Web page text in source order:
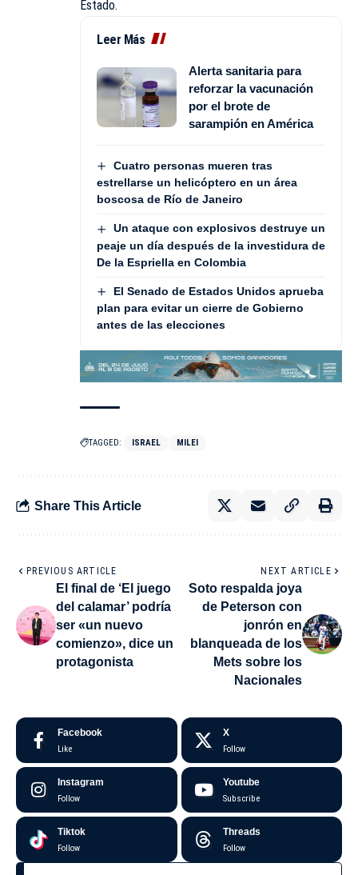
Estado.
Leer Más
Alerta sanitaria para
reforzar la vacunación
por el brote de
sarampión en América
Cuatro personas mueren tras
estrellarse un helicóptero en un área
boscosa de Río de Janeiro
Un ataque con explosivos destruye un
peaje un día después de la investidura de
De la Espriella en Colombia
El Senado de Estados Unidos aprueba
plan para evitar un cierre de Gobierno
antes de las elecciones
TAGGED: ISRAEL MILEI
Share This Article
PREVIOUS ARTICLE
El final de ‘El juego
del calamar’ podría
ser «un nuevo
comienzo», dice un
protagonista
NEXT ARTICLE
Soto respalda joya
de Peterson con
jonrón en
blanqueada de los
Mets sobre los
Nacionales
Facebook
Like
X
Follow
Instagram
Follow
Youtube
Subscribe
Tiktok
Follow
Threads
Follow